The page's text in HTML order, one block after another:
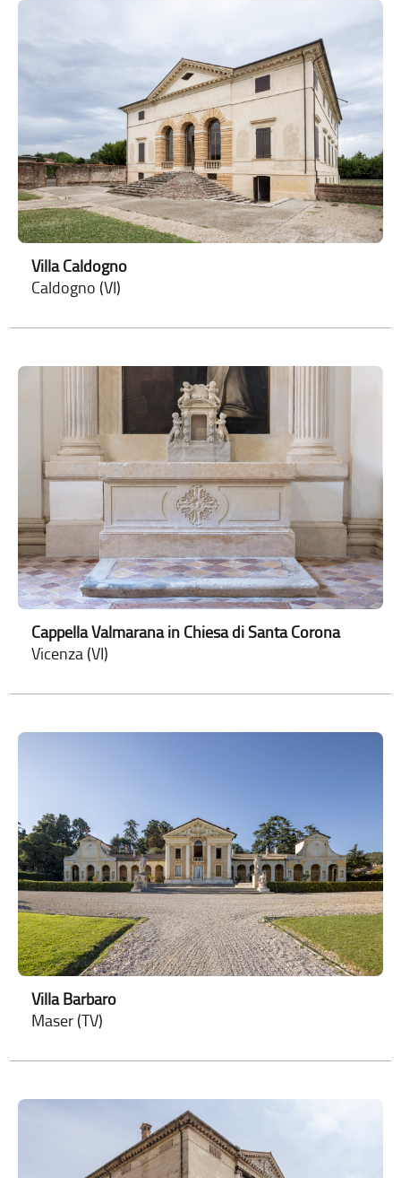
Villa Caldogno
Caldogno (VI)
Cappella Valmarana in Chiesa di Santa Corona
Vicenza (VI)
Villa Barbaro
Maser (TV)